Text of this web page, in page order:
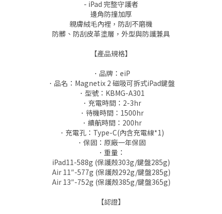
- iPad 完整守護者
邊角防撞加厚
親膚絨毛內裡，防刮不磨機
防髒、防刮皮革塗層，外型與防護兼具
【產品規格】
．品牌：eiP
．品名：Magnetix 2 磁吸可拆式iPad鍵盤
．型號：KBMG-A301
．充電時間：2-3hr
．待機時間：1500hr
．續航時間：200hr
．充電孔：Type-C(內含充電線*1)
．保固：原廠一年保固
．重量：
iPad11-588g (保護殼303g/鍵盤285g)
Air 11″-577g (保護殼292g/鍵盤285g)
Air 13″-752g (保護殼385g/鍵盤365g)
【認證】